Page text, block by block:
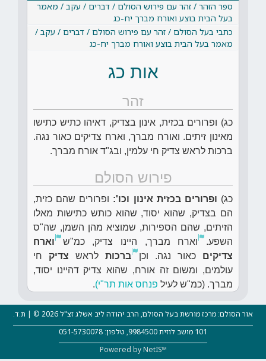
ספר הזהר / זהר עם פירוש הסולם / דברים / עקב / מאמר
בעל הבית בוצע ואורח מברך יח-כג
כתבי בעל הסולם / זהר עם פירוש הסולם / דברים / עקב /
מאמר בעל הבית בוצע ואורח מברך יח-כג
אות כג
זהר
כג) ופרורים בכזית, אינון בצדיק, דאיהו כתיש כתישו
מאינון זיתים. ואורח מברך, וארח צדיקים כאור נגה.
ברכות לראש צדיק חי עלמין, ובג"ד אורח מברך.
פירוש הסולם
כג) ופרורים בכזית אינון וכו': ופרורים שהם כזית,
הם בצדיק, שהוא יסוד, שהוא כותש כתישות מאלו
הזיתים, שהם הספירות, שמוציא מהן השמן, שה"ס
השפע.וארח מברך, היינו צדיק, כמ"שוארח
צדיקים כאור נגה. וכןברכותלראש צדיק חי
עולמים, ומשום זה אורח, שהוא צדיק דהיינו יסוד,
מברך. (כמ"ש לעיל פנחס אות תר"י).
אור הסולם: מרכז מורשת בעל הסולם, הרב יהודה ליב אשלג זצ"ל 2026 © | ת.ד.
101 מושב לוזית 9984500, טלפון: 051-5730078
Powered by NetIS™